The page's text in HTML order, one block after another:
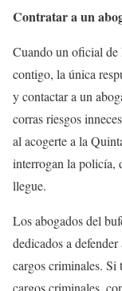
Contratar a un
Cuando un oficial
contigo, la única
y contactar a un
corras riesgos
al acogerte a la
interrogan la policía,
llegue.
Los abogados del
dedicados a
cargos criminales. Si
cargos criminales,